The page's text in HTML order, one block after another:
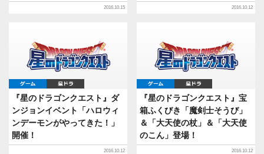
2016.10.15 2016.10.12
ゲーム
『星のドラゴンクエスト』ダ
ンジョンイベント「ハロウィ
ンデーモンがやってきた！」
開催！
2016.10.12
ゲーム
『星のドラゴンクエスト』宝
箱ふくびき「魔剣士そうび」
＆「大天使の杖」＆「大天使
のこん」登場！
2016.10.12